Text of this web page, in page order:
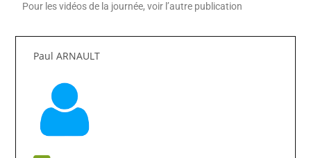
Pour les vidéos de la journée, voir l’autre publication
Paul ARNAULT